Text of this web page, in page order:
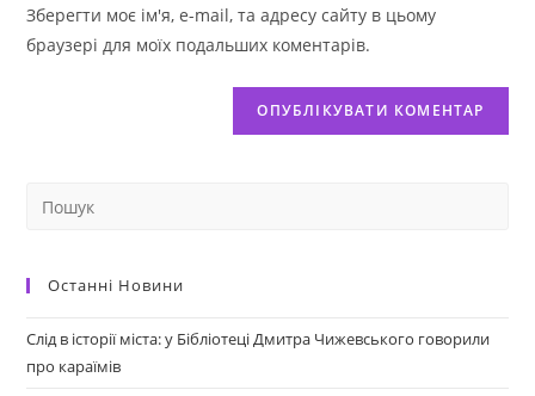
Зберегти моє ім'я, e-mail, та адресу сайту в цьому
браузері для моїх подальших коментарів.
Останні Новини
Слід в історії міста: у Бібліотеці Дмитра Чижевського говорили
про караїмів